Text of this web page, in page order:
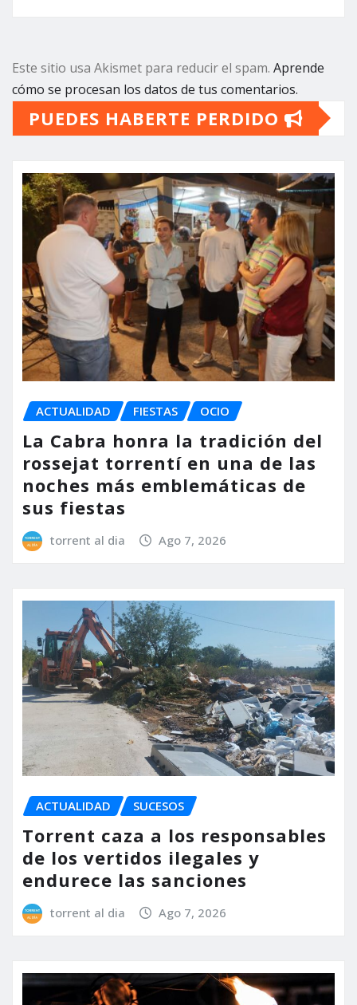
Este sitio usa Akismet para reducir el spam. Aprende
cómo se procesan los datos de tus comentarios.
PUEDES HABERTE PERDIDO
ACTUALIDAD FIESTAS OCIO
La Cabra honra la tradición del
rossejat torrentí en una de las
noches más emblemáticas de
sus fiestas
torrent al dia Ago 7, 2026
ACTUALIDAD SUCESOS
Torrent caza a los responsables
de los vertidos ilegales y
endurece las sanciones
torrent al dia Ago 7, 2026